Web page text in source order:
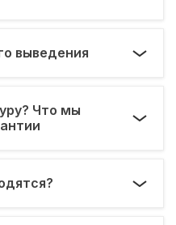
выведения
Что мы